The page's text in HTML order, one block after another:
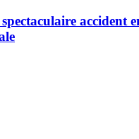
accident